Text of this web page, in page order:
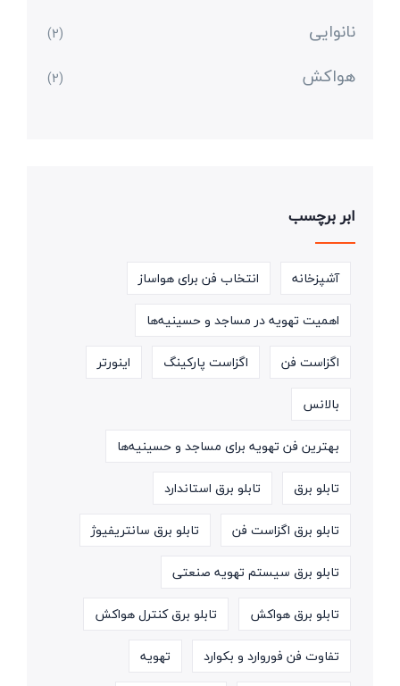
نانوایی (2)
هواکش (2)
ابر برچسب
آشپزخانه
انتخاب فن برای هواساز
اهمیت تهویه در مساجد و حسینیه‌ها
اگزاست فن
اگزاست پارکینگ
اینورتر
بالانس
بهترین فن تهویه برای مساجد و حسینیه‌ها
تابلو برق
تابلو برق استاندارد
تابلو برق اگزاست فن
تابلو برق سانتریفیوژ
تابلو برق سیستم تهویه صنعتی
تابلو برق هواکش
تابلو برق کنترل هواکش
تفاوت فن فوروارد و بکوارد
تهویه